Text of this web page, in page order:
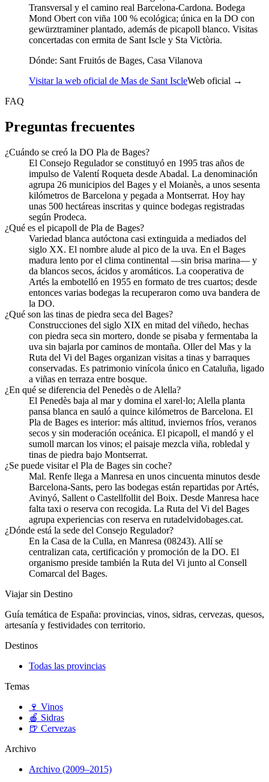
Transversal y el camino real Barcelona-Cardona. Bodega
Mond Obert con viña 100 % ecológica; única en la DO con
gewürztraminer plantado, además de picapoll blanco. Visitas
concertadas con ermita de Sant Iscle y Sta Victòria.
Dónde: Sant Fruitós de Bages, Casa Vilanova
Visitar la web oficial de Mas de Sant IscleWeb oficial →
FAQ
Preguntas frecuentes
¿Cuándo se creó la DO Pla de Bages?
El Consejo Regulador se constituyó en 1995 tras años de
impulso de Valentí Roqueta desde Abadal. La denominación
agrupa 26 municipios del Bages y el Moianès, a unos sesenta
kilómetros de Barcelona y pegada a Montserrat. Hoy hay
unas 500 hectáreas inscritas y quince bodegas registradas
según Prodeca.
¿Qué es el picapoll de Pla de Bages?
Variedad blanca autóctona casi extinguida a mediados del
siglo XX. El nombre alude al pico de la uva. En el Bages
madura lento por el clima continental —sin brisa marina— y
da blancos secos, ácidos y aromáticos. La cooperativa de
Artés la embotelló en 1955 en formato de tres cuartos; desde
entonces varias bodegas la recuperaron como uva bandera de
la DO.
¿Qué son las tinas de piedra seca del Bages?
Construcciones del siglo XIX en mitad del viñedo, hechas
con piedra seca sin mortero, donde se pisaba y fermentaba la
uva sin bajarla por caminos de montaña. Oller del Mas y la
Ruta del Vi del Bages organizan visitas a tinas y barraques
conservadas. Es patrimonio vinícola único en Cataluña, ligado
a viñas en terraza entre bosque.
¿En qué se diferencia del Penedès o de Alella?
El Penedès baja al mar y domina el xarel·lo; Alella planta
pansa blanca en sauló a quince kilómetros de Barcelona. El
Pla de Bages es interior: más altitud, inviernos fríos, veranos
secos y sin moderación oceánica. El picapoll, el mandó y el
sumoll marcan los vinos; el paisaje mezcla viña, robledal y
tinas de piedra bajo Montserrat.
¿Se puede visitar el Pla de Bages sin coche?
Mal. Renfe llega a Manresa en unos cincuenta minutos desde
Barcelona-Sants, pero las bodegas están repartidas por Artés,
Avinyó, Sallent o Castellfollit del Boix. Desde Manresa hace
falta taxi o reserva con recogida. La Ruta del Vi del Bages
agrupa experiencias con reserva en rutadelvidobages.cat.
¿Dónde está la sede del Consejo Regulador?
En la Casa de la Culla, en Manresa (08243). Allí se
centralizan cata, certificación y promoción de la DO. El
organismo preside también la Ruta del Vi junto al Consell
Comarcal del Bages.
Viajar sin Destino
Guía temática de España: provincias, vinos, sidras, cervezas, quesos,
artesanía y festividades con territorio.
Destinos
Todas las provincias
Temas
🍷 Vinos
🍎 Sidras
🍺 Cervezas
Archivo
Archivo (2009–2015)